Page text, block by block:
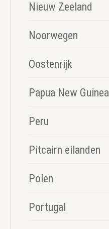
Nieuw Zeeland
Noorwegen
Oostenrijk
Papua New Guinea
Peru
Pitcairn eilanden
Polen
Portugal